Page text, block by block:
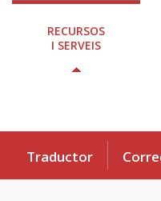
RECURSOS
I SERVEIS
Traductor